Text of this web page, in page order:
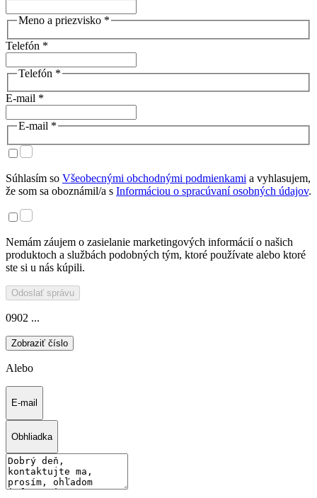
Meno a priezvisko *
Telefón *
Telefón *
E-mail *
E-mail *
Súhlasím so Všeobecnými obchodnými podmienkami a vyhlasujem,
že som sa oboznámil/a s Informáciou o spracúvaní osobných údajov.
Nemám záujem o zasielanie marketingových informácií o našich
produktoch a službách podobných tým, ktoré používate alebo ktoré
ste si u nás kúpili.
Odoslať správu
0902 ...
Zobraziť číslo
Alebo
E-mail
Obhliadka